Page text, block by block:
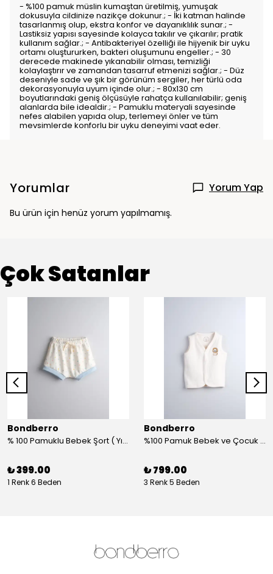
- %100 pamuk müslin kumaştan üretilmiş, yumuşak
dokusuyla cildinize nazikçe dokunur.; - İki katman halinde
tasarlanmış olup, ekstra konfor ve dayanıklılık sunar.; -
Lastiksiz yapısı sayesinde kolayca takılır ve çıkarılır; pratik
kullanım sağlar.; - Antibakteriyel özelliği ile hijyenik bir uyku
ortamı oluştururken, bakteri oluşumunu engeller.; - 30
derecede makinede yıkanabilir olması, temizliği
kolaylaştırır ve zamandan tasarruf etmenizi sağlar.; - Düz
deseniyle sade ve şık bir görünüm sergiler, her türlü oda
dekorasyonuyla uyum içinde olur.; - 80x130 cm
boyutlarındaki geniş ölçüsüyle rahatça kullanılabilir; geniş
alanlarda bile idealdir.; - Pamuklu materyali sayesinde
nefes alabilen yapıda olup, terlemeyi önler ve tüm
mevsimlerde konforlu bir uyku deneyimi vaat eder.
Yorumlar Yorum Yap
Bu ürün için henüz yorum yapılmamış.
Çok Satanlar
Bondberro
% 100 Pamuklu Bebek Şort ( Yıldız )
₺ 399.00
1 Renk 6 Beden
Bondberro
%100 Pamuk Bebek ve Çocuk Yelek - aslan
₺ 799.00
3 Renk 5 Beden